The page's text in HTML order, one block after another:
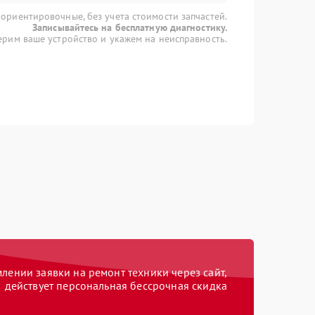
без учета стоимости запчастей.
Записывайтесь на бесплатную диагностику.
ваше устройство и укажем на неисправность.
заявки на ремонт техники через сайт,
действует персональная бессрочная скидка